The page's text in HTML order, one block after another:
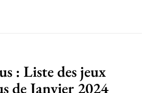
: Liste des jeux
de Janvier 2024